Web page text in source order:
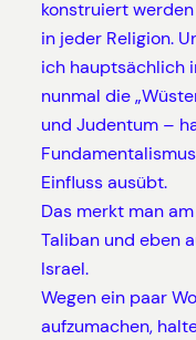
konstruiert
in jeder Religion.
ich hauptsächlich
nunmal die
und Judentum –
Einfluss ausübt.
Das merkt man
Taliban und eben
Israel.
Wegen ein paar
aufzumachen,